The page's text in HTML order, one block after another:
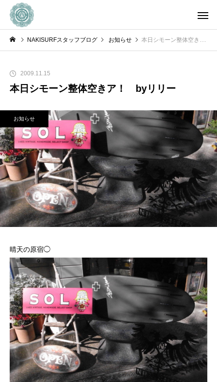
NAKISURFスタッフブログ お知らせ 本日シモーン整体空きア！ byリリー
2009.11.15
本日シモーン整体空きア！ byリリー
お知らせ
晴天の原宿◯